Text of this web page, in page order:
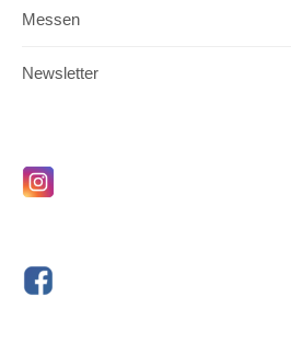
Messen
Newsletter